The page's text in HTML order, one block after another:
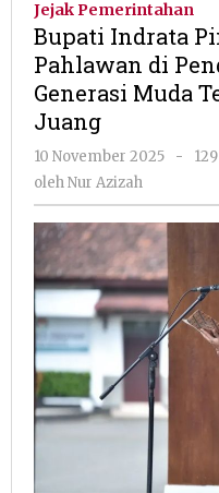
Jejak Pemerintahan
Bupati Indrata
Pahlawan di
Generasi Muda
Juang
10 November 2025
oleh
-
olehNur Azizah